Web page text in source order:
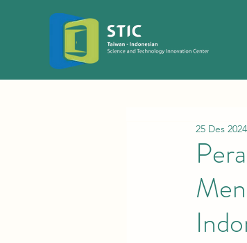
25 Des 2024